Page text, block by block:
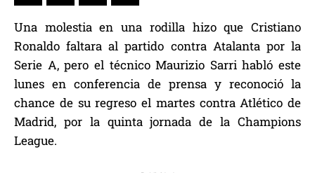
Una molestia en una rodilla hizo que Cristiano
Ronaldo faltara al partido contra Atalanta por la
Serie A, pero el técnico Maurizio Sarri habló este
lunes en conferencia de prensa y reconoció la
chance de su regreso el martes contra Atlético de
Madrid, por la quinta jornada de la Champions
League.